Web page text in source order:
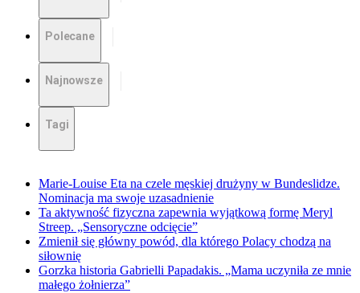
Polecane
Najnowsze
Tagi
Marie-Louise Eta na czele męskiej drużyny w Bundeslidze.
Nominacja ma swoje uzasadnienie
Ta aktywność fizyczna zapewnia wyjątkową formę Meryl
Streep. „Sensoryczne odcięcie”
Zmienił się główny powód, dla którego Polacy chodzą na
siłownię
Gorzka historia Gabrielli Papadakis. „Mama uczyniła ze mnie
małego żołnierza”